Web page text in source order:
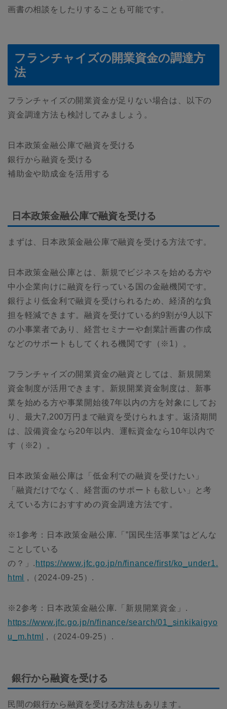
画書の相談をしたりすることも可能です。
フランチャイズの開業資金の調達方
法
フランチャイズの開業資金が足りない場合は、以下の
資金調達方法も検討してみましょう。
日本政策金融公庫で融資を受ける
銀行から融資を受ける
補助金や助成金を活用する
日本政策金融公庫で融資を受ける
まずは、日本政策金融公庫で融資を受ける方法です。
日本政策金融公庫とは、新規でビジネスを始める方や
中小企業向けに融資を行っている国の金融機関です。
銀行より低金利で融資を受けられるため、経済的な負
担を軽減できます。融資を受けている約9割が9人以下
の小事業者であり、経営セミナーや創業計画書の作成
などのサポートもしてくれる機関です（※1）。
フランチャイズの開業資金の融資としては、新規開業
資金制度が活用できます。新規開業資金制度は、新事
業を始める方や事業開始後7年以内の方を対象にしてお
り、最大7,200万円まで融資を受けられます。返済期間
は、設備資金なら20年以内、運転資金なら10年以内で
す（※2）。
日本政策金融公庫は「低金利での融資を受けたい」
「融資だけでなく、経営面のサポートも欲しい」と考
えている方におすすめの資金調達方法です。
※1参考：日本政策金融公庫.「”国民生活事業”はどんな
ことしている
の？」. https://www.jfc.go.jp/n/finance/first/ko_under1.
html
,（2024-09-25）.
※2参考：日本政策金融公庫.「新規開業資金」.
https://www.jfc.go.jp/n/finance/search/01_sinkikaigyo
u_m.html
,（2024-09-25）.
銀行から融資を受ける
民間の銀行から融資を受ける方法もあります。